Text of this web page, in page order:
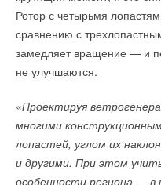
Ротор с четырьмя
сравнению с
замедляет вращение — и
не улучшаются.
«Проектируя
многими
лопастей, углом их
и другими. При этом
особенности региона — в
Добавить комментарий
Ваше имя *
Ваш E-mail *
Текст комментария
НОВОСТИ СОК 26 МАРТА
→
«Флэш-зарядка»
уже на рынке
НОВОСТИ СОК 11 МАРТА
Комментарии
Комментарии
Добавить комментарий
Ваше имя *